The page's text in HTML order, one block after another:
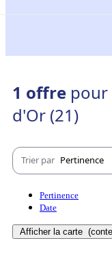
1 offre pour
d'Or (21)
Trier par Pertinence
Pertinence
Date
Afficher la carte